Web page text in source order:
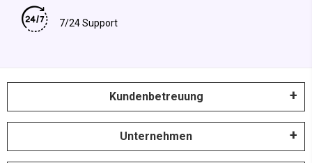
7/24 Support
Kundenbetreuung
Unternehmen